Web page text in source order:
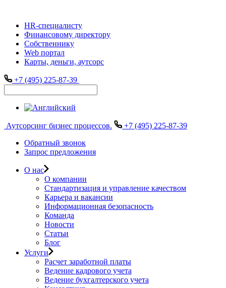
HR-специалисту
Финансовому директору
Собственнику
Web портал
Карты, деньги, аутсорс
+7 (495) 225-87-39
Аутсорсинг бизнес процессов.
+7 (495) 225-87-39
Обратный звонок
Запрос предложения
О нас
О компании
Стандартизация и управление качеством
Карьера и вакансии
Информационная безопасность
Команда
Новости
Статьи
Блог
Услуги
Расчет заработной платы
Ведение кадрового учета
Ведение бухгалтерского учета